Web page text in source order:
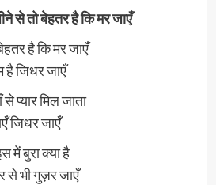
से तो बेहतर है कि मर जाएँ
है कि मर जाएँ
है जिधर जाएँ
प्यार मिल जाता
जिधर जाएँ
में बुरा क्या है
से भी गुज़र जाएँ